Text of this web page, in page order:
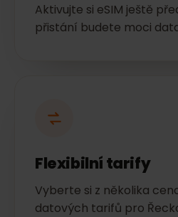
Aktivujte si eSIM ještě
přistání budete moci
Flexibilní tarify
Vyberte si z několika
datových tarifů pro